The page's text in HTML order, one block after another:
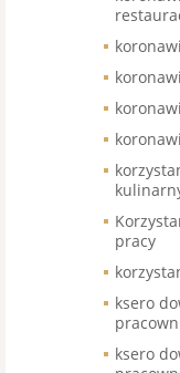
pracy
ksero
ksero